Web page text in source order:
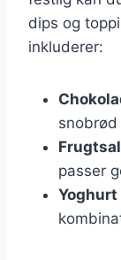
dips og
inkluderer:
passer
Yoghurt